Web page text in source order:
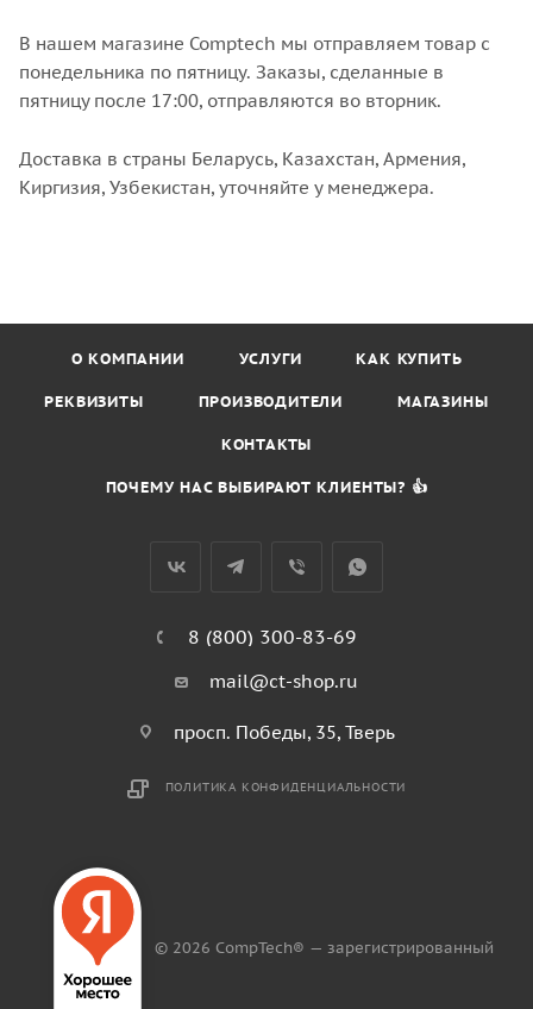
В нашем магазине Comptech мы отправляем товар с
понедельника по пятницу. Заказы, сделанные в
пятницу после 17:00, отправляются во вторник.
Доставка в страны Беларусь, Казахстан, Армения,
Киргизия, Узбекистан, уточняйте у менеджера.
О КОМПАНИИ УСЛУГИ КАК КУПИТЬ
РЕКВИЗИТЫ ПРОИЗВОДИТЕЛИ МАГАЗИНЫ
КОНТАКТЫ
ПОЧЕМУ НАС ВЫБИРАЮТ КЛИЕНТЫ? 👍
8 (800) 300-83-69
mail@ct-shop.ru
просп. Победы, 35, Тверь
ПОЛИТИКА КОНФИДЕНЦИАЛЬНОСТИ
© 2026 CompTech® — зарегистрированный